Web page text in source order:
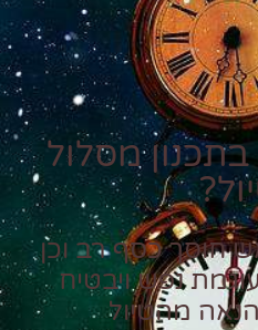
מסלול
חוסך כסף רב וכן
נפש ויבטיח
מהטיול